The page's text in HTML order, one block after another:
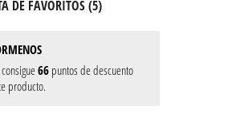
DE FAVORITOS (5)
66 puntos de descuento
producto.